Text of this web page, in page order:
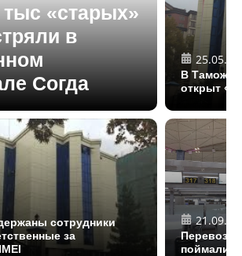
«старых»
в
Согда
сотрудники
за
В
открыт
поймали